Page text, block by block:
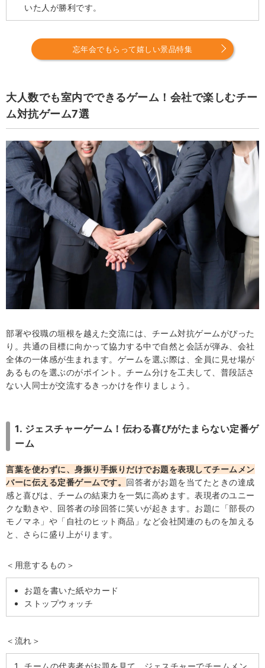
いた人が勝利です。
忘年会でもらって嬉しい景品特集
大人数でも室内でできるゲーム！会社で楽しむチー
ム対抗ゲーム7選
部署や役職の垣根を越えた交流には、チーム対抗ゲームがぴった
り。共通の目標に向かって協力する中で自然と会話が弾み、会社
全体の一体感が生まれます。ゲームを選ぶ際は、全員に見せ場が
あるものを選ぶのがポイント。チーム分けを工夫して、普段話さ
ない人同士が交流するきっかけを作りましょう。
1. ジェスチャーゲーム！伝わる喜びがたまらない定番ゲ
ーム
言葉を使わずに、身振り手振りだけでお題を表現してチームメン
バーに伝える定番ゲームです。 回答者がお題を当てたときの達成
感と喜びは、チームの結束力を一気に高めます。表現者のユニー
クな動きや、回答者の珍回答に笑いが起きます。お題に「部長の
モノマネ」や「自社のヒット商品」など会社関連のものを加える
と、さらに盛り上がります。
＜用意するもの＞
お題を書いた紙やカード
ストップウォッチ
＜流れ＞
チームの代表者がお題を見て、ジェスチャーでチームメン